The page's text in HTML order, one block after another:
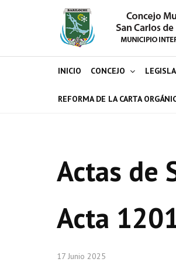
INICIO CONCEJO
REFORMA DE LA CARTA
Actas de
Acta
17 Junio 2025